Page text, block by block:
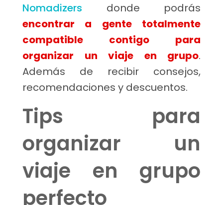
Nomadizers
donde podrás
encontrar a gente totalmente
compatible contigo para
organizar un viaje en grupo.
Además de recibir consejos,
recomendaciones y descuentos.
Tips para
organizar un
viaje en grupo
perfecto